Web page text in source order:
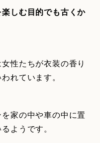
しむ目的でも古くか
性たちが衣装の香り
れています。
家の中や車の中に置
ようです。